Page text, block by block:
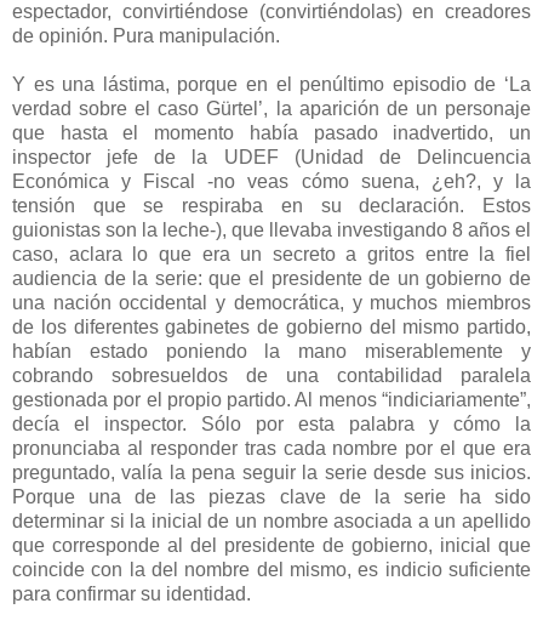
espectador, convirtiéndose (convirtiéndolas) en creadores
de opinión. Pura manipulación.
Y es una lástima, porque en el penúltimo episodio de ‘La
verdad sobre el caso Gürtel’, la aparición de un personaje
que hasta el momento había pasado inadvertido, un
inspector jefe de la UDEF (Unidad de Delincuencia
Económica y Fiscal -no veas cómo suena, ¿eh?, y la
tensión que se respiraba en su declaración. Estos
guionistas son la leche-), que llevaba investigando 8 años el
caso, aclara lo que era un secreto a gritos entre la fiel
audiencia de la serie: que el presidente de un gobierno de
una nación occidental y democrática, y muchos miembros
de los diferentes gabinetes de gobierno del mismo partido,
habían estado poniendo la mano miserablemente y
cobrando sobresueldos de una contabilidad paralela
gestionada por el propio partido. Al menos “indiciariamente”,
decía el inspector. Sólo por esta palabra y cómo la
pronunciaba al responder tras cada nombre por el que era
preguntado, valía la pena seguir la serie desde sus inicios.
Porque una de las piezas clave de la serie ha sido
determinar si la inicial de un nombre asociada a un apellido
que corresponde al del presidente de gobierno, inicial que
coincide con la del nombre del mismo, es indicio suficiente
para confirmar su identidad.